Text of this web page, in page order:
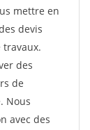
mettre en
devis
travaux.
des
de
Nous
avec des